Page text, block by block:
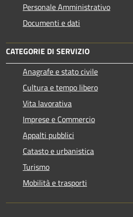
Personale Amministrativo
Documenti e dati
CATEGORIE DI SERVIZIO
Anagrafe e stato civile
Cultura e tempo libero
Vita lavorativa
Imprese e Commercio
Appalti pubblici
Catasto e urbanistica
Turismo
Mobilità e trasporti